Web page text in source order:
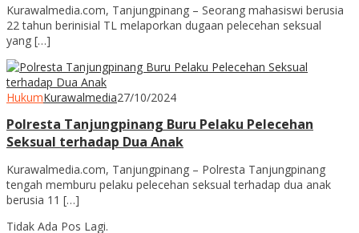
Kurawalmedia.com, Tanjungpinang – Seorang mahasiswi berusia
22 tahun berinisial TL melaporkan dugaan pelecehan seksual
yang […]
HukumKurawalmedia27/10/2024
Polresta Tanjungpinang Buru Pelaku Pelecehan
Seksual terhadap Dua Anak
Kurawalmedia.com, Tanjungpinang – Polresta Tanjungpinang
tengah memburu pelaku pelecehan seksual terhadap dua anak
berusia 11 […]
Tidak Ada Pos Lagi.